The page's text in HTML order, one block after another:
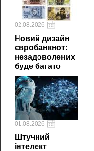
02.08.2026
Новий дизайн
євробанкнот:
незадоволених
буде багато
01.08.2026
Штучний
інтелект